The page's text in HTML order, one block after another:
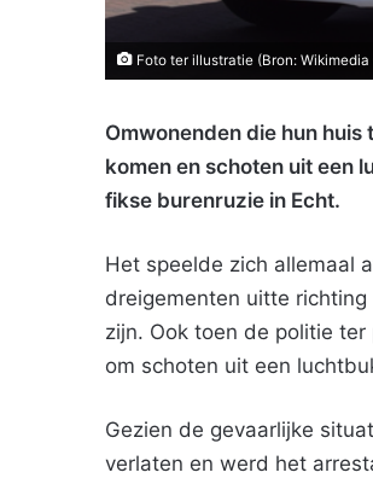
Foto ter illustratie (Bron: Wikimedia
Omwonenden die hun
komen en schoten uit een
fikse burenruzie in Echt.
Het speelde zich allemaal
dreigementen uitte
zijn. Ook toen de politie
om schoten uit een
Gezien de gevaarlijke
verlaten en werd het